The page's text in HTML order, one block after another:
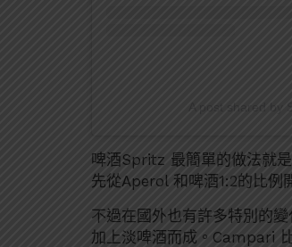
A post shared by
啤酒Spritz 最簡單的做法就是
先從Aperol 和啤酒1:2的比例
不過在國外也有許多特別的
加上淡啤酒而成。Campari